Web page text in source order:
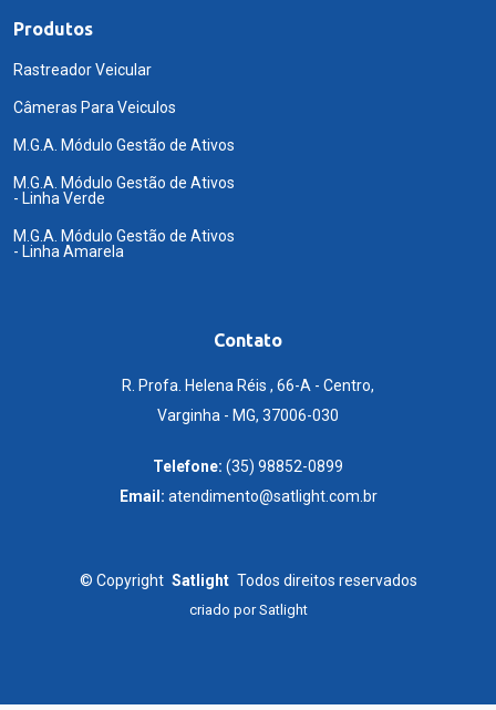
Produtos
Rastreador Veicular
Câmeras Para Veiculos
M.G.A. Módulo Gestão de Ativos
M.G.A. Módulo Gestão de Ativos
- Linha Verde
M.G.A. Módulo Gestão de Ativos
- Linha Amarela
Contato
R. Profa. Helena Réis , 66-A - Centro,
Varginha - MG, 37006-030
Telefone: (35) 98852-0899
Email: atendimento@satlight.com.br
© Copyright Satlight Todos direitos reservados
criado porSatlight